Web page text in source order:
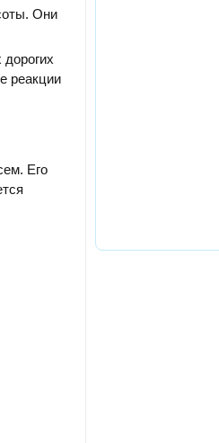
Они
реакции
Его